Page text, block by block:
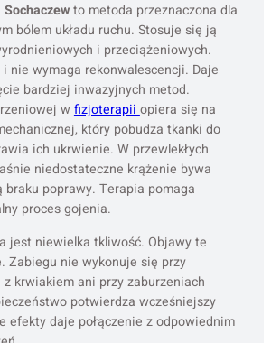
to metoda przeznaczona dla
bólem układu ruchu. Stosuje się ją
i przeciążeniowych.
nie wymaga rekonwalescencji. Daje
bardziej inwazyjnych metod.
wfizjoterapiiopiera się na
który pobudza tkanki do
ich ukrwienie. W przewlekłych
niedostateczne krążenie bywa
braku poprawy. Terapia pomaga
proces gojenia.
jest niewielka tkliwość. Objawy te
Zabiegu nie wykonuje się przy
krwiakiem ani przy zaburzeniach
potwierdza wcześniejszy
efekty daje połączenie z odpowiednim